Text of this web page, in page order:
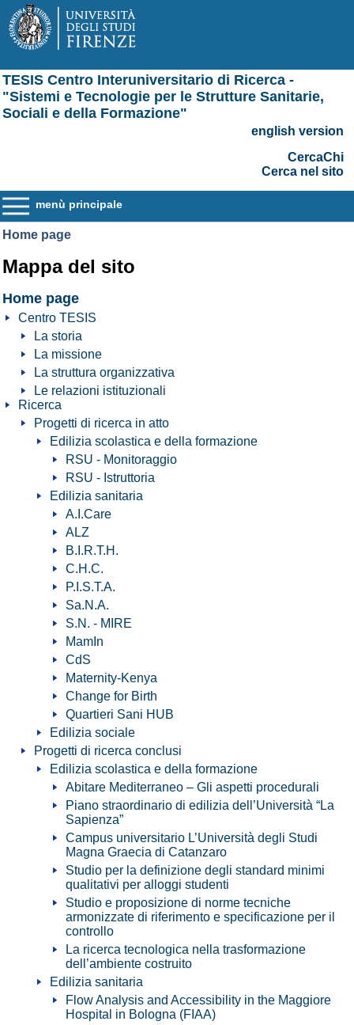
TESIS Centro Interuniversitario di Ricerca -
"Sistemi e Tecnologie per le Strutture Sanitarie,
Sociali e della Formazione"
english version
CercaChi
Cerca nel sito
menù principale
Home page
Mappa del sito
Home page
Centro TESIS
La storia
La missione
La struttura organizzativa
Le relazioni istituzionali
Ricerca
Progetti di ricerca in atto
Edilizia scolastica e della formazione
RSU - Monitoraggio
RSU - Istruttoria
Edilizia sanitaria
A.I.Care
ALZ
B.I.R.T.H.
C.H.C.
P.I.S.T.A.
Sa.N.A.
S.N. - MIRE
MamIn
CdS
Maternity-Kenya
Change for Birth
Quartieri Sani HUB
Edilizia sociale
Progetti di ricerca conclusi
Edilizia scolastica e della formazione
Abitare Mediterraneo – Gli aspetti procedurali
Piano straordinario di edilizia dell’Università “La
Sapienza”
Campus universitario L’Università degli Studi
Magna Graecia di Catanzaro
Studio per la definizione degli standard minimi
qualitativi per alloggi studenti
Studio e proposizione di norme tecniche
armonizzate di riferimento e specificazione per il
controllo
La ricerca tecnologica nella trasformazione
dell’ambiente costruito
Edilizia sanitaria
Flow Analysis and Accessibility in the Maggiore
Hospital in Bologna (FIAA)